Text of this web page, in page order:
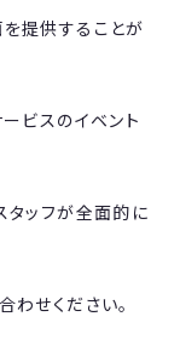
提供することが
ビスのイベント
タッフが全面的に
せください。